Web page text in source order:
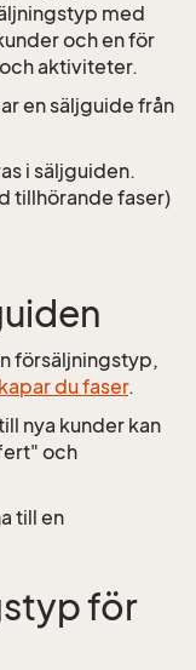
med
och en för
aktiviteter.
en säljguide från
i säljguiden.
tillhörande faser)
försäljningstyp,
du faser.
nya kunder kan
och
till en
för